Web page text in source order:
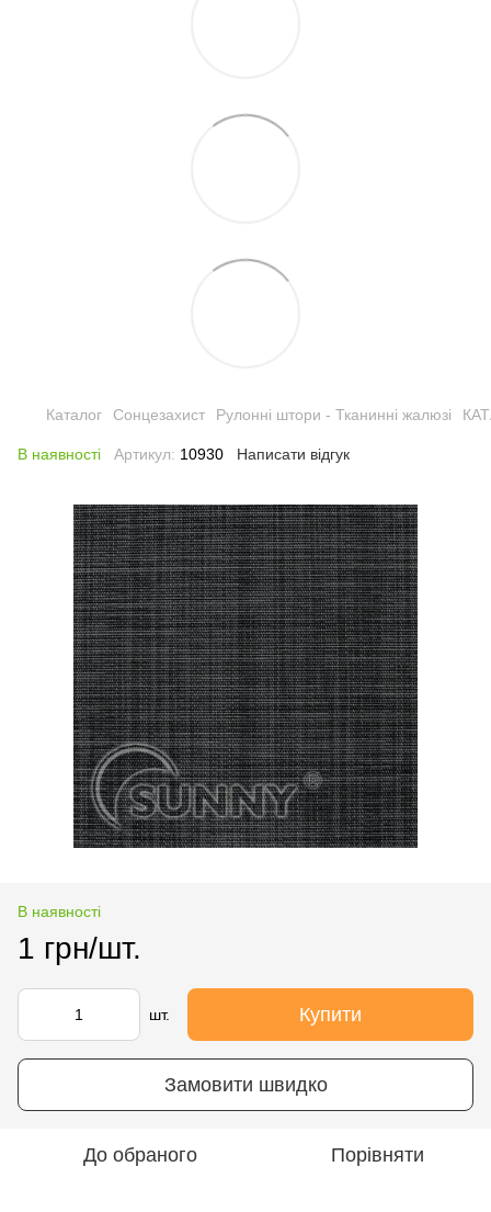
Каталог Сонцезахист Рулонні штори - Тканинні жалюзі
В наявності Артикул: 10930 Написати відгук
В наявності
1 грн/шт.
шт. Купити
Замовити швидко
До обраного Порівняти